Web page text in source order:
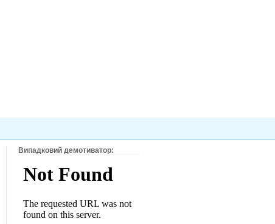
Випадковий демотиватор: